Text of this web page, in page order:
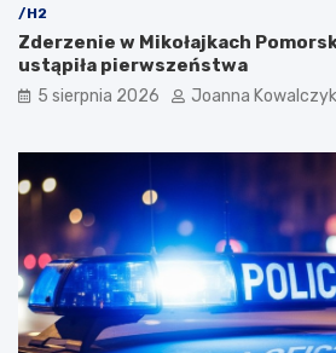
/H2
Zderzenie w Mikołajkach
ustąpiła pierwszeństwa
5 sierpnia 2026 Joanna Kowalczyk